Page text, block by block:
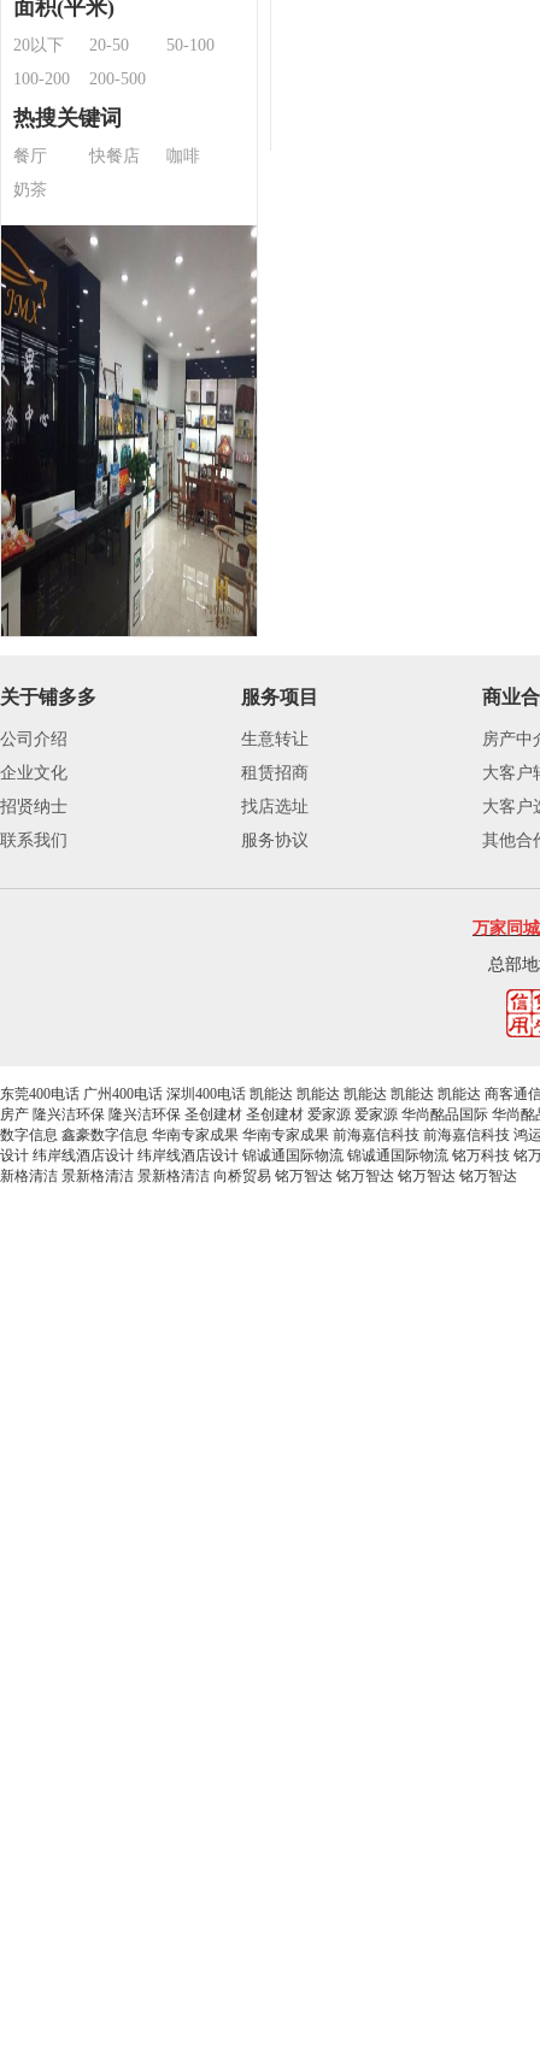
面积(平米)
20以下 20-50
50-100
100-200
200-500
热搜关键词
餐厅 快餐店
咖啡
奶茶
关于铺多多
公司介绍
企业文化
招贤纳士
联系我们
服务项目
生意转让
租赁招商
找店选址
服务协议
商业
房产中
大客户
大客户
其他合
万家同城
总部
东莞400电话 广州400电话 深圳400电话 凯能达 凯能达 凯能达 凯能达 凯能达 商客通
房产 隆兴洁环保 隆兴洁环保 圣创建材 圣创建材 爱家源 爱家源 华尚酩品国际 华尚
数字信息 鑫豪数字信息 华南专家成果 华南专家成果 前海嘉信科技 前海嘉信科技 鸿
设计 纬岸线酒店设计 纬岸线酒店设计 锦诚通国际物流 锦诚通国际物流 铭万科技 铭
新格清洁 景新格清洁 景新格清洁 向桥贸易 铭万智达 铭万智达 铭万智达 铭万智达